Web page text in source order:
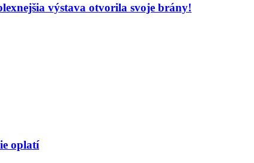
výstava otvorila svoje brány!
oplatí